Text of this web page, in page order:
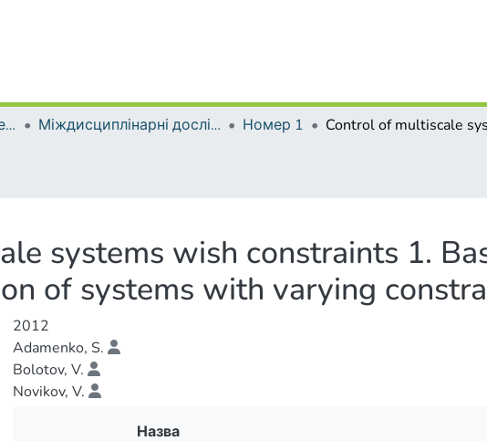
Серіальні видання Університету Міждисциплінарні дослідження складних систем Номер 1
systems wish constraints 1.
of systems with varying
2012
Adamenko, S.
Bolotov, V.
Novikov, V.
Назва